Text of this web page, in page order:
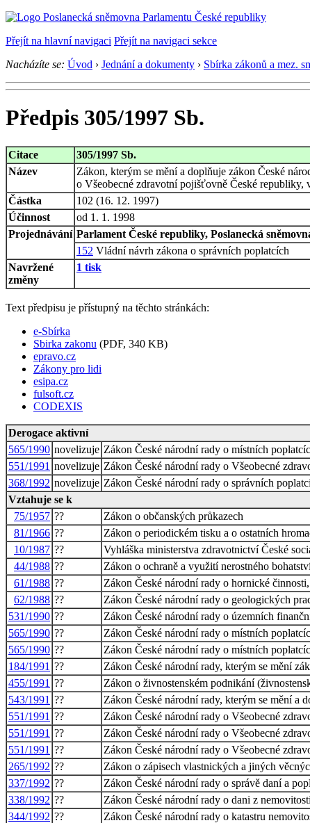
Přejít na hlavní navigaci Přejít na navigaci sekce
Nacházíte se: Úvod › Jednání a dokumenty › Sbírka zákonů a mez.
Předpis 305/1997 Sb.
Citace
305/1997 Sb.
Název
Zákon, kterým se mění a doplňuje zákon České
o Všeobecné zdravotní pojišťovně České republiky,
Částka
102 (16. 12. 1997)
Účinnost
od 1. 1. 1998
Projednávání Parlament České republiky, Poslanecká
152 Vládní návrh zákona o správních poplatcích
Navržené
změny
1 tisk
Text předpisu je přístupný na těchto stránkách:
e-Sbírka
Sbirka zakonu (PDF, 340 KB)
epravo.cz
Zákony pro lidi
esipa.cz
fulsoft.cz
CODEXIS
Derogace aktivní
565/1990 novelizuje Zákon České národní rady o místních
551/1991 novelizuje Zákon České národní rady o Všeobecné
368/1992 novelizuje Zákon České národní rady o správních
Vztahuje se k
75/1957 ??
Zákon o občanských průkazech
81/1966 ??
Zákon o periodickém tisku a o ostatních
10/1987 ??
Vyhláška ministerstva zdravotnictví České
44/1988 ??
Zákon o ochraně a využití nerostného
61/1988 ??
Zákon České národní rady o hornické
62/1988 ??
Zákon České národní rady o geologických
531/1990 ??
Zákon České národní rady o územních
565/1990 ??
Zákon České národní rady o místních
565/1990 ??
Zákon České národní rady o místních
184/1991 ??
Zákon České národní rady, kterým se mění
455/1991 ??
Zákon o živnostenském podnikání
543/1991 ??
Zákon České národní rady, kterým se mění a
551/1991 ??
Zákon České národní rady o Všeobecné
551/1991 ??
Zákon České národní rady o Všeobecné
551/1991 ??
Zákon České národní rady o Všeobecné
265/1992 ??
Zákon o zápisech vlastnických a jiných
337/1992 ??
Zákon České národní rady o správě daní a
338/1992 ??
Zákon České národní rady o dani z
344/1992 ??
Zákon České národní rady o katastru